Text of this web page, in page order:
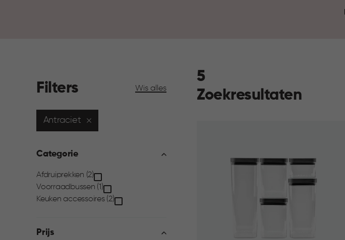
Filters Wis alles
Antraciet
Categorie
Categorie
filter
Afdruiprekken (2)
Voorraadbussen (1)
Keuken accessoires (2)
Prijs
5
Zoekresultaten